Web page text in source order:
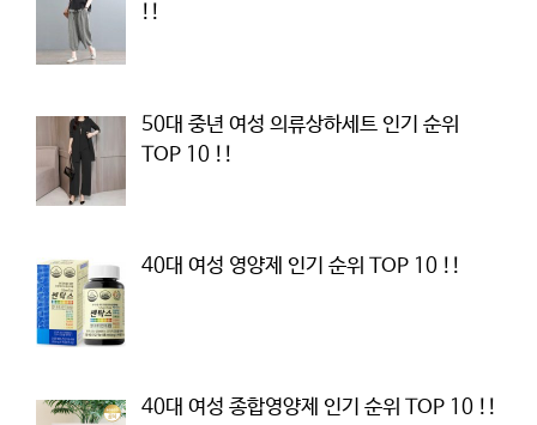
!!
50대 중년 여성 의류상하세트 인기 순위
TOP 10 !!
40대 여성 영양제 인기 순위 TOP 10 !!
40대 여성 종합영양제 인기 순위 TOP 10 !!